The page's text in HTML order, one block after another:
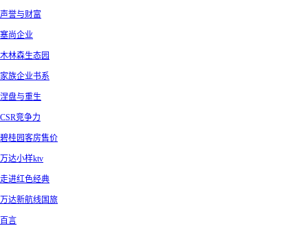
声誉与财富
塞尚企业
木林森生态园
家族企业书系
涅盘与重生
CSR竞争力
碧桂园客房售价
万达小样ktv
走进红色经典
万达新航线国旅
百言